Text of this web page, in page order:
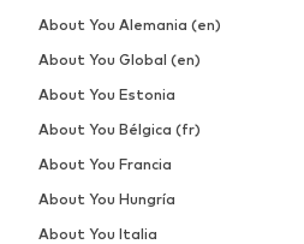
About You Alemania (en)
About You Global (en)
About You Estonia
About You Bélgica (fr)
About You Francia
About You Hungría
About You Italia